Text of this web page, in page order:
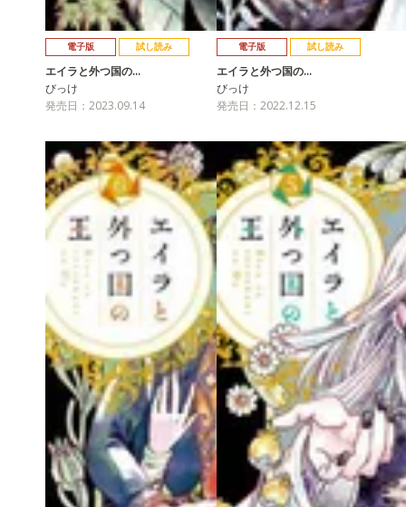
電子版 試し読み
エイラと外つ国の…
びっけ
発売日：2023.09.14
電子版 試し読み
エイラと外つ国の…
びっけ
発売日：2022.12.15